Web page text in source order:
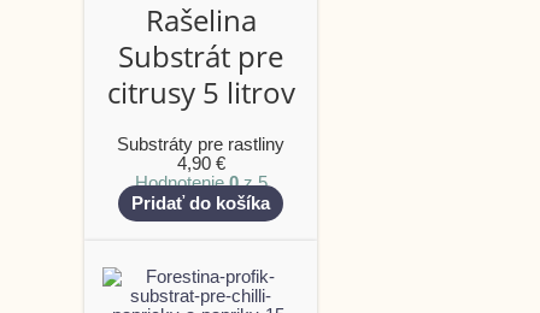
Rašelina
Substrát pre
citrusy 5 litrov
Substráty pre rastliny
4,90 €
Hodnotenie0z 5
Pridať do košíka